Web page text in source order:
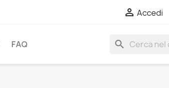
 Accedi
FAQ search